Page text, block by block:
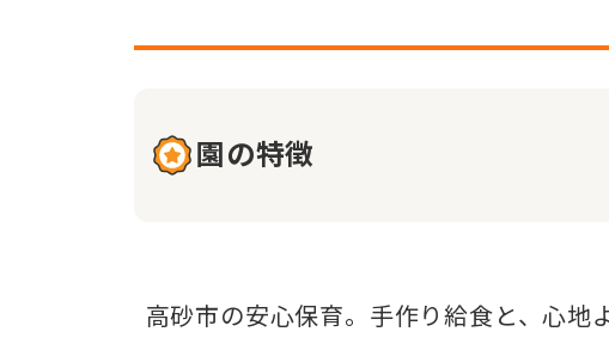
園の特徴